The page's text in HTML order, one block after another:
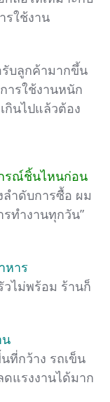
รใช้งาน
บลูกค้ามากขึ้น
ารใช้งานหนัก
กินไปแล้วต้อง
รณ์ชิ้นไหนก่อน
ำดับการซื้อ ผม
ทำงานทุกวัน”
หาร
วไม่พร้อม ร้านก็
น
ที่กว้าง รถเข็น
ดแรงงานได้มาก